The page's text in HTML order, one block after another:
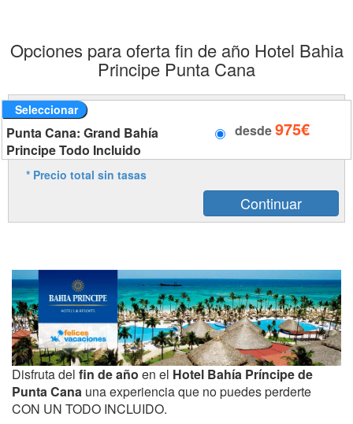
Opciones para oferta fin de año Hotel Bahia
Principe Punta Cana
Seleccionar
Punta Cana: Grand Bahía
Principe Todo Incluido
desde975€
* Precio total sin tasas
Disfruta del fin de año en el Hotel Bahía Príncipe de
Punta Cana una experiencia que no puedes perderte
CON UN TODO INCLUIDO.